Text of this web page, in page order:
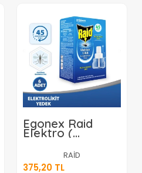
Egonex Raid
Elektro (
Sivrisinek Karşı )
( Likit & Yedek ) (
45 Gece )
RAİD
375,20 TL